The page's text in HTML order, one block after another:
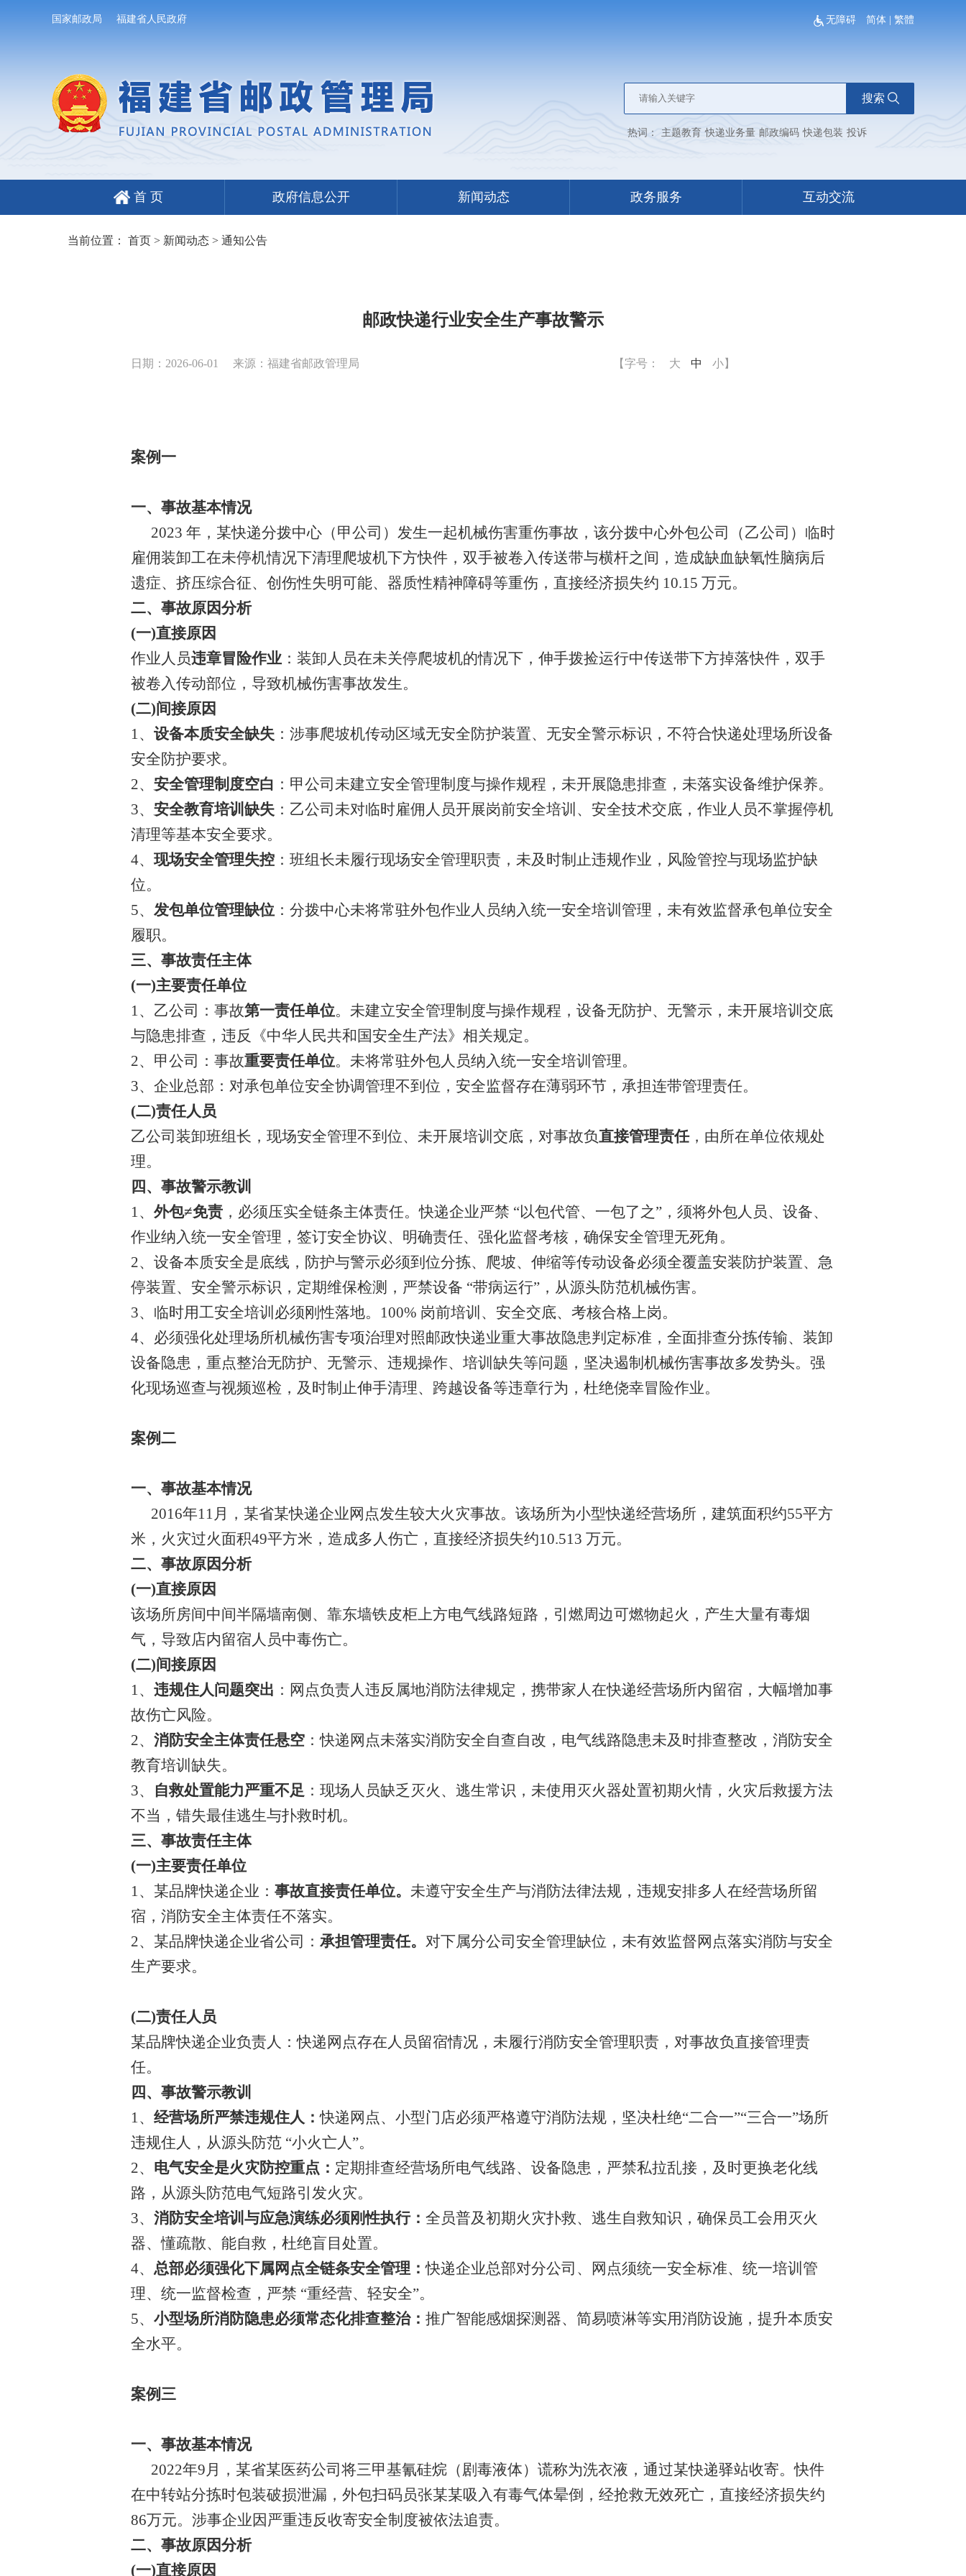
国家邮政局 福建省人民政府 无障碍 简体 繁體
搜索
热词： 主题教育 快递业务量 邮政编码 快递包装 投诉
首 页 政府信息公开 新闻动态 政务服务 互动交流
当前位置： 首页> 新闻动态> 通知公告
邮政快递行业安全生产事故警示
日期：2026-06-01 来源：福建省邮政管理局 【字号： 大 中 小】
案例一
一、事故基本情况
2023 年，某快递分拨中心（甲公司）发生一起机械伤害重伤事故，该分拨中心外包公司（乙公司）临时
雇佣装卸工在未停机情况下清理爬坡机下方快件，双手被卷入传送带与横杆之间，造成缺血缺氧性脑病后
遗症、挤压综合征、创伤性失明可能、器质性精神障碍等重伤，直接经济损失约 10.15 万元。
二、事故原因分析
(一)直接原因
作业人员违章冒险作业：装卸人员在未关停爬坡机的情况下，伸手拨捡运行中传送带下方掉落快件，双手
被卷入传动部位，导致机械伤害事故发生。
(二)间接原因
1、 设备本质安全缺失：涉事爬坡机传动区域无安全防护装置、无安全警示标识，不符合快递处理场所设备
安全防护要求。
2、 安全管理制度空白 ：甲公司未建立安全管理制度与操作规程，未开展隐患排查，未落实设备维护保养。
3、 安全教育培训缺失：乙公司未对临时雇佣人员开展岗前安全培训、安全技术交底，作业人员不掌握停机
清理等基本安全要求。
4、现场安全管理失控：班组长未履行现场安全管理职责，未及时制止违规作业，风险管控与现场监护缺
位。
5、 发包单位管理缺位：分拨中心未将常驻外包作业人员纳入统一安全培训管理，未有效监督承包单位安全
履职。
三、事故责任主体
(一)主要责任单位
1、乙公司：事故第一责任单位。未建立安全管理制度与操作规程，设备无防护、无警示，未开展培训交底
与隐患排查，违反《中华人民共和国安全生产法》相关规定。
2、甲公司：事故重要责任单位。未将常驻外包人员纳入统一安全培训管理。
3、企业总部：对承包单位安全协调管理不到位，安全监督存在薄弱环节，承担连带管理责任。
(二)责任人员
乙公司装卸班组长，现场安全管理不到位、未开展培训交底，对事故负直接管理责任，由所在单位依规处
理。
四、事故警示教训
1、 外包≠免责，必须压实全链条主体责任。快递企业严禁 “以包代管、一包了之”，须将外包人员、设备、
作业纳入统一安全管理，签订安全协议、明确责任、强化监督考核，确保安全管理无死角。
2、设备本质安全是底线，防护与警示必须到位分拣、爬坡、伸缩等传动设备必须全覆盖安装防护装置、急
停装置、安全警示标识，定期维保检测，严禁设备 “带病运行”，从源头防范机械伤害。
3、临时用工安全培训必须刚性落地。100% 岗前培训、安全交底、考核合格上岗。
4、必须强化处理场所机械伤害专项治理对照邮政快递业重大事故隐患判定标准，全面排查分拣传输、装卸
设备隐患，重点整治无防护、无警示、违规操作、培训缺失等问题，坚决遏制机械伤害事故多发势头。强
化现场巡查与视频巡检，及时制止伸手清理、跨越设备等违章行为，杜绝侥幸冒险作业。
案例二
一、事故基本情况
2016年11月，某省某快递企业网点发生较大火灾事故。该场所为小型快递经营场所，建筑面积约55平方
米，火灾过火面积49平方米，造成多人伤亡，直接经济损失约10.513 万元。
二、事故原因分析
(一)直接原因
该场所房间中间半隔墙南侧、靠东墙铁皮柜上方电气线路短路，引燃周边可燃物起火，产生大量有毒烟
气，导致店内留宿人员中毒伤亡。
(二)间接原因
1、 违规住人问题突出 ：网点负责人违反属地消防法律规定，携带家人在快递经营场所内留宿，大幅增加事
故伤亡风险。
2、 消防安全主体责任悬空：快递网点未落实消防安全自查自改，电气线路隐患未及时排查整改，消防安全
教育培训缺失。
3、
自救处置能力严重不足：现场人员缺乏灭火、逃生常识，未使用灭火器处置初期火情，火灾后救援方法
不当，错失最佳逃生与扑救时机。
三、事故责任主体
(一)主要责任单位
1、某品牌快递企业： 事故直接责任单位。 未遵守安全生产与消防法律法规，违规安排多人在经营场所留
宿，消防安全主体责任不落实。
2、某品牌快递企业省公司： 承担管理责任。 对下属分公司安全管理缺位，未有效监督网点落实消防与安全
生产要求。
(二)责任人员
某品牌快递企业负责人：快递网点存在人员留宿情况，未履行消防安全管理职责，对事故负直接管理责
任。
四、事故警示教训
1、 经营场所严禁违规住人：快递网点、小型门店必须严格遵守消防法规，坚决杜绝“二合一”“三合一”场所
违规住人，从源头防范 “小火亡人”。
2、 电气安全是火灾防控重点： 定期排查经营场所电气线路、设备隐患，严禁私拉乱接，及时更换老化线
路，从源头防范电气短路引发火灾。
3、 消防安全培训与应急演练必须刚性执行： 全员普及初期火灾扑救、逃生自救知识，确保员工会用灭火
器、懂疏散、能自救，杜绝盲目处置。
4、 总部必须强化下属网点全链条安全管理：快递企业总部对分公司、网点须统一安全标准、统一培训管
理、统一监督检查，严禁 “重经营、轻安全”。
5、 小型场所消防隐患必须常态化排查整治： 推广智能感烟探测器、简易喷淋等实用消防设施，提升本质安
全水平。
案例三
一、事故基本情况
2022年9月，某省某医药公司将三甲基氰硅烷（剧毒液体）谎称为洗衣液，通过某快递驿站收寄。快件
在中转站分拣时包装破损泄漏，外包扫码员张某某吸入有毒气体晕倒，经抢救无效死亡，直接经济损失约
86万元。涉事企业因严重违反收寄安全制度被依法追责。
二、事故原因分析
(一)直接原因